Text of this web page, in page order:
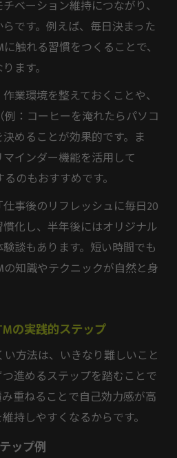
ベーション維持につながり、
です。例えば、毎日決まった
触れる習慣をつくることで、
ます。
業環境を整えておくことや、
：コーヒーを淹れたらパソコ
めることが効果的です。ま
インダー機能を活用して
のもおすすめです。
事後のリフレッシュに毎日20
化し、半年後にはオリジナル
談もあります。短い時間でも
知識やテクニックが自然と身
の実践的ステップ
方法は、いきなり難しいこと
進めるステップを踏むことで
重ねることで自己効力感が高
持しやすくなるからです。
ップ例